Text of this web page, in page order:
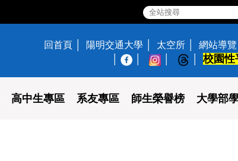
回首頁 陽明交通大學 太空所 網站導覽
校園性
高中生專區 系友專區 師生榮譽榜 大學部